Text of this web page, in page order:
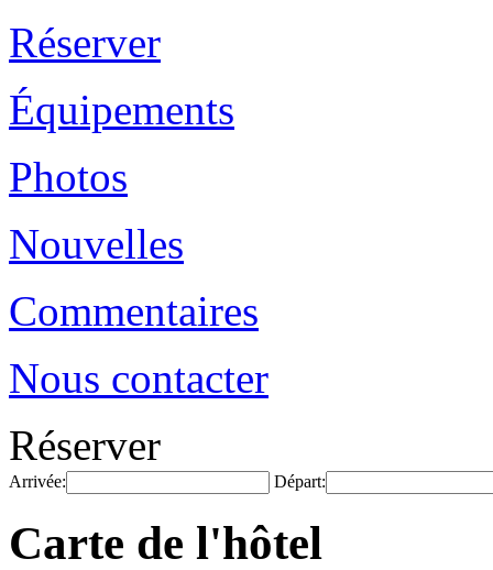
Réserver
Équipements
Photos
Nouvelles
Commentaires
Nous contacter
Réserver
Arrivée: Départ:
Carte de l'hôtel